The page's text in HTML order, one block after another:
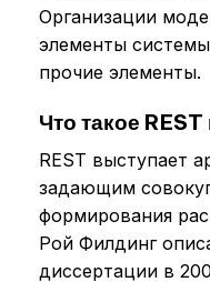
Организации
элементы
прочие элементы.
Что такое
REST выступает
задающим
формирования
Рой Филдинг
диссертации в